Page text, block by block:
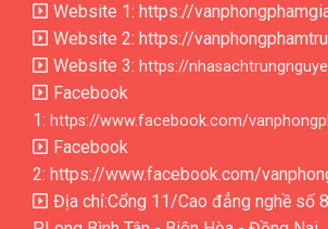
Website 1: https://
Website 2: https://
Website 3: https://
Facebook
1: https://www.facebook.com/
Facebook
2: https://www.facebook.com/
Địa chỉ:Cổng 11/Cao đẳng nghề số